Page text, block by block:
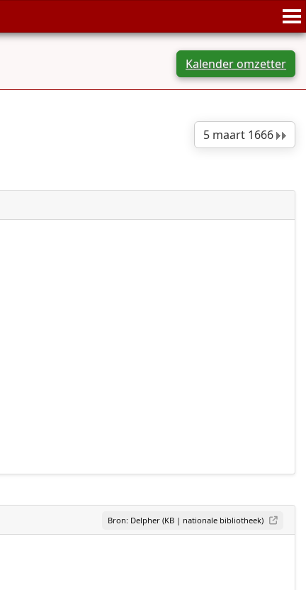
Kalender omzetter
5 maart 1666
Bron: Delpher (KB | nationale bibliotheek)